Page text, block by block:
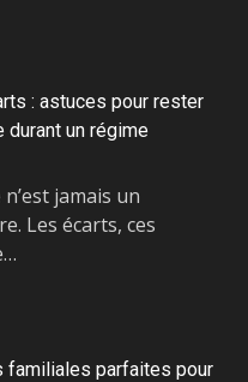
: astuces pour rester
durant un régime
jamais un
Les écarts, ces
familiales parfaites pour